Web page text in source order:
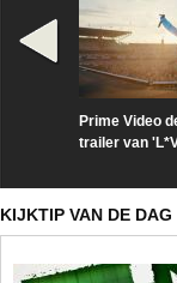
Prime Video
trailer van
KIJKTIP VAN DE DAG